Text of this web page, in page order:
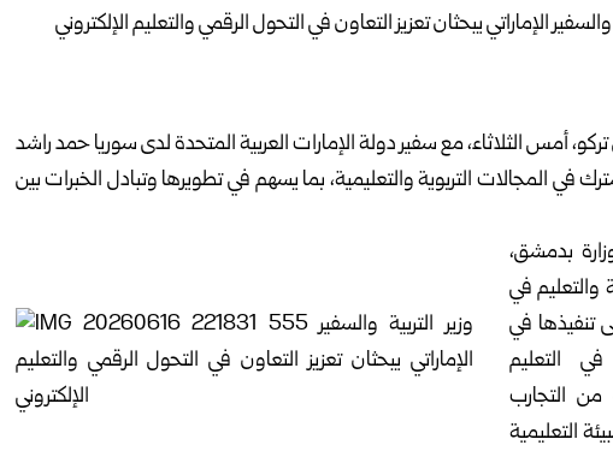
أمس الثلاثاء، معسفير دولة الإماراتالعربية المتحدة لدى سوريا حمد راشد
في المجالات التربوية والتعليمية، بما يسهم في تطويرها وتبادل الخبرات بين
بدمشق،
والتعليم في
تنفيذها في
التعليم
من التجارب
التعليمية